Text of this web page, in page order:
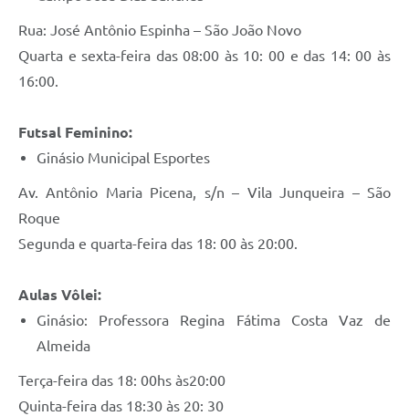
Bolsas de estudo da Escola Cooperativa
Departamento de Bem-Estar Social
Divisão de Rendas
Fundo Social
Horários de Ônibus - Jundiá
Inscrições para o Castramóvel
Notícias
Postos de Atendimento ao Trabalhador (PAT)
Rua: José Antônio Espinha – São João Novo
Quarta e sexta-feira das 08:00 às 10: 00 e das 14: 00 às
16:00.
Futsal Feminino:
Ginásio Municipal Esportes
Av. Antônio Maria Picena, s/n – Vila Junqueira – São
Roque
Segunda e quarta-feira das 18: 00 às 20:00.
Aulas Vôlei:
Ginásio: Professora Regina Fátima Costa Vaz de
Almeida
Terça-feira das 18: 00hs às20:00
Quinta-feira das 18:30 às 20: 30